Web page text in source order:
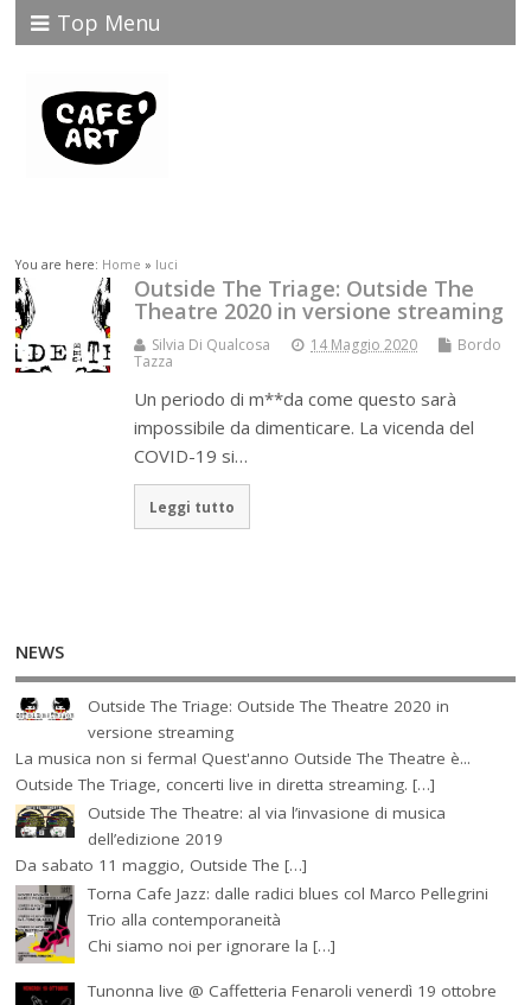
Top Menu
You are here: Home » luci
Outside The Triage: Outside The
Theatre 2020 in versione streaming
Silvia Di Qualcosa 14 Maggio 2020
Bordo
Tazza
Un periodo di m**da come questo sarà
impossibile da dimenticare. La vicenda del
COVID-19 si…
Leggi tutto
NEWS
Outside The Triage: Outside The Theatre 2020 in
versione streaming
La musica non si ferma! Quest'anno Outside The Theatre è...
Outside The Triage, concerti live in diretta streaming. […]
Outside The Theatre: al via l’invasione di musica
dell’edizione 2019
Da sabato 11 maggio, Outside The […]
Torna Cafe Jazz: dalle radici blues col Marco Pellegrini
Trio alla contemporaneità
Chi siamo noi per ignorare la […]
Tunonna live @ Caffetteria Fenaroli venerdì 19 ottobre